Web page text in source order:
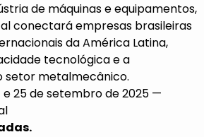
de máquinas e equipamentos,
conectará empresas brasileiras
da América Latina,
tecnológica e a
setor metalmecânico.
25 de setembro de 2025 —